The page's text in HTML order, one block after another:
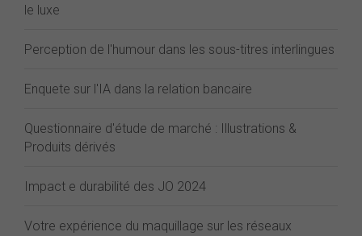
le luxe
Perception de l'humour dans les sous-titres interlingues
Enquete sur l'IA dans la relation bancaire
Questionnaire d'étude de marché : Illustrations &
Produits dérivés
Impact e durabilité des JO 2024
Votre expérience du maquillage sur les réseaux